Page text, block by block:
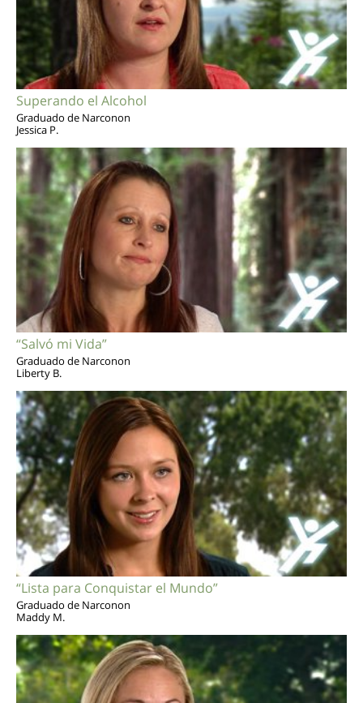
Superando el Alcohol
Graduado de Narconon
Jessica P.
“Salvó mi Vida”
Graduado de Narconon
Liberty B.
“Lista para Conquistar el Mundo”
Graduado de Narconon
Maddy M.